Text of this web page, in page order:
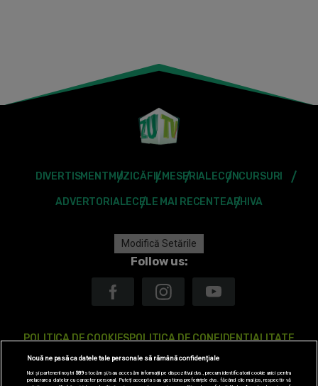
DIVERTISMENT MUZICĂFILMESERIALECONCURSURI
ADVERTORIALECELE MAI RECENTEARHIVA
Modifică Setările
Follow us:
POLITICA DE COOKIESPOLITICA DE CONFIDENTIALITATE
ANTENA TV GROUP S.A. – DATE COMPANIE
Nouă ne pasă ca datele tale personale să rămână confidențiale
Noi și partenerii noștri589stocăm și/sau accesăm informații pe dispozitivul dvs., precum identificatorii cookie unici pentru
prelucrarea datelor cu caracter personal. Puteți accepta sau gestiona preferințele dvs. făcând clic mai jos, respectiv vă